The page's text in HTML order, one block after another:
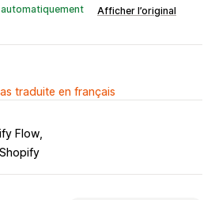
Afficher l’original
traduite en français
Flow